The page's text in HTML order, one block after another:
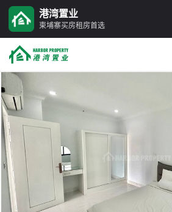
港湾置业
柬埔寨买房租房首选